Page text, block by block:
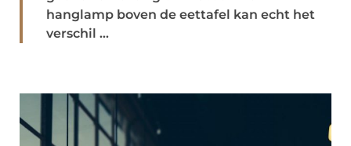
hanglamp boven de eettafel kan echt het
verschil ...